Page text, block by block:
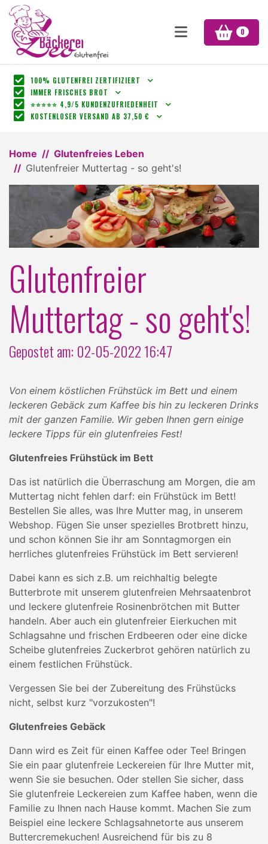
0
100% GLUTENFREI ZERTIFIZIERT
IMMER FRISCHES BROT
⭐⭐⭐⭐⭐ 4,9/5 KUNDENZUFRIEDENHEIT
KOSTENLOSER VERSAND AB 37,50 €
Home
Glutenfreies Leben
Glutenfreier Muttertag - so geht's!
Glutenfreier
Muttertag - so geht's!
Gepostet am: 02-05-2022 16:47
Von einem köstlichen Frühstück im Bett und einem
leckeren Gebäck zum Kaffee bis hin zu leckeren Drinks
mit der ganzen Familie. Wir geben Ihnen gern einige
leckere Tipps für ein glutenfreies Fest!
Glutenfreies Frühstück im Bett
Das ist natürlich die Überraschung am Morgen, die am
Muttertag nicht fehlen darf: ein Frühstück im Bett!
Bestellen Sie alles, was Ihre Mutter mag, in unserem
Webshop. Fügen Sie unser spezielles Brotbrett hinzu,
und schon können Sie ihr am Sonntagmorgen ein
herrliches glutenfreies Frühstück im Bett servieren!
Dabei kann es sich z.B. um reichhaltig belegte
Butterbrote mit unserem glutenfreien Mehrsaatenbrot
und leckere glutenfreie Rosinenbrötchen mit Butter
handeln. Aber auch ein glutenfreier Eierkuchen mit
Schlagsahne und frischen Erdbeeren oder eine dicke
Scheibe glutenfreies Zuckerbrot gehören natürlich zu
einem festlichen Frühstück.
Vergessen Sie bei der Zubereitung des Frühstücks
nicht, selbst kurz "vorzukosten"!
Glutenfreies Gebäck
Dann wird es Zeit für einen Kaffee oder Tee! Bringen
Sie ein paar glutenfreie Leckereien für Ihre Mutter mit,
wenn Sie sie besuchen. Oder stellen Sie sicher, dass
Sie glutenfreie Leckereien zum Kaffee haben, wenn die
Familie zu Ihnen nach Hause kommt. Machen Sie zum
Beispiel eine leckere Schlagsahnetorte aus unserem
Buttercremekuchen! Ausreichend für bis zu 8